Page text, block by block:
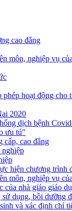
cao đẳng
môn, nghiệp vụ
hoạt động
2020
dịch bệnh
ưu tú"
cấp, cao đẳng
nghiệp
hiện chương trình
nghiệp vụ
nhà giáo giáo
dụng, bồi dưỡng
và xác định chỉ